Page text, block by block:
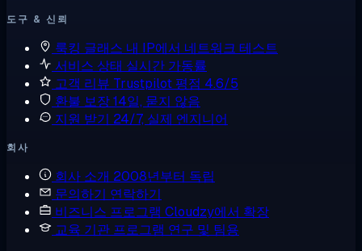
도구 & 신뢰
룩킹 글래스 내 IP에서 네트워크 테스트
서비스 상태 실시간 가동률
고객 리뷰 Trustpilot 평점 4.6/5
환불 보장14일, 묻지 않음
지원 받기 24/7, 실제 엔지니어
회사
회사 소개 2008년부터 독립
문의하기 연락하기
비즈니스 프로그램 Cloudzy에서 확장
교육 기관 프로그램 연구 및 팀용